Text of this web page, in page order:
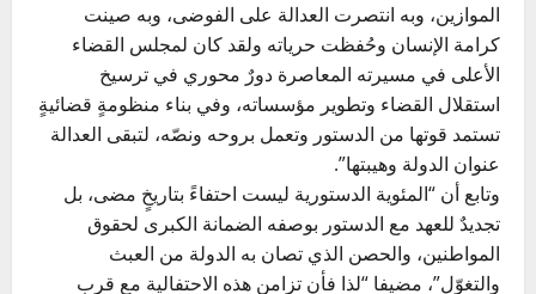
الموازين، وبه انتصرت العدالة على الفوضى، وبه صينت
كرامة الإنسان وحُفظت حرياته ولقد كان لمجلس القضاء
الأعلى في مسيرته المعاصرة دورٌ محوري في ترسيخ
استقلال القضاء وتطوير مؤسساته، وفي بناء منظومةٍ قضائيةٍ
تستمد قوتها من الدستور وتعمل بروحه ونصّه، لتبقى العدالة
عنوان الدولة وهيبتها”.
وتابع أن “المئوية الدستورية ليست احتفاءً بتاريخٍ مضى، بل
تجديدٌ للعهد مع الدستور بوصفه الضمانة الكبرى لحقوق
المواطنين، والحصن الذي تصان به الدولة من العبث
والتغوّل”، مضيفا “لذا فأن تزامن هذه الاحتفالية مع قرب